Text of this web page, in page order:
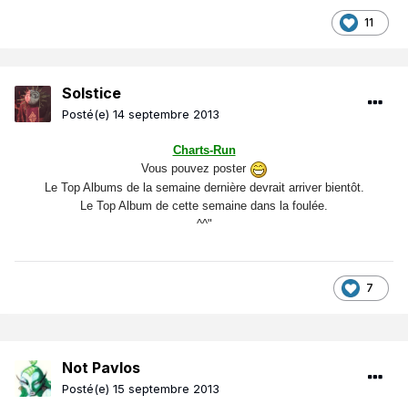
11
Solstice
Posté(e) 14 septembre 2013
Charts-Run
Vous pouvez poster
Le Top Albums de la semaine dernière devrait arriver bientôt.
Le Top Album de cette semaine dans la foulée.
^^"
7
Not Pavlos
Posté(e) 15 septembre 2013